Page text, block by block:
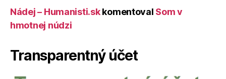
Nádej – Humanisti.skkomentoval Som v
hmotnej núdzi
Transparentný účet